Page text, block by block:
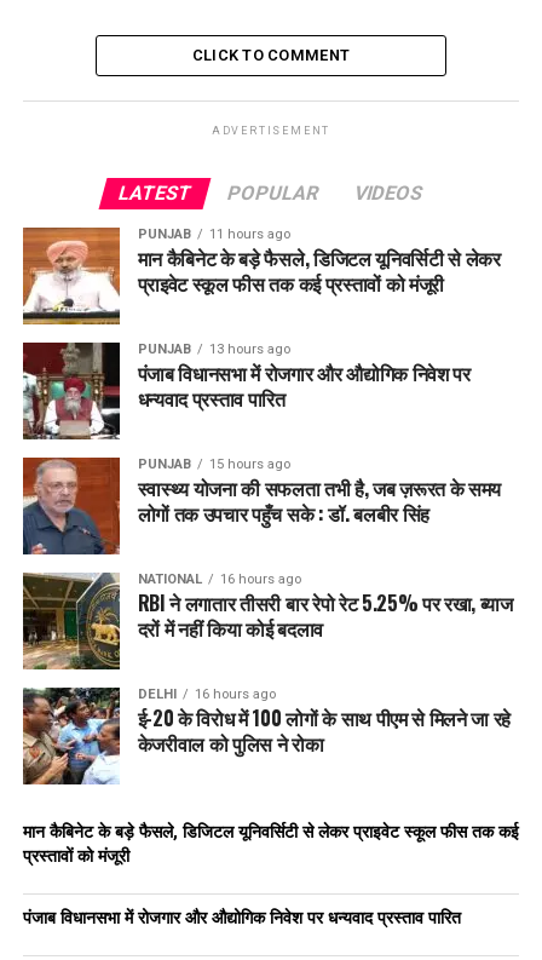
CLICK TO COMMENT
ADVERTISEMENT
LATEST POPULAR VIDEOS
PUNJAB 11 hours ago
मान कैबिनेट के बड़े फैसले, डिजिटल यूनिवर्सिटी से लेकर
प्राइवेट स्कूल फीस तक कई प्रस्तावों को मंजूरी
PUNJAB 13 hours ago
पंजाब विधानसभा में रोजगार और औद्योगिक निवेश पर
धन्यवाद प्रस्ताव पारित
PUNJAB 15 hours ago
स्वास्थ्य योजना की सफलता तभी है, जब ज़रूरत के समय
लोगों तक उपचार पहुँच सके : डॉ. बलबीर सिंह
NATIONAL 16 hours ago
RBI ने लगातार तीसरी बार रेपो रेट 5.25% पर रखा, ब्याज
दरों में नहीं किया कोई बदलाव
DELHI 16 hours ago
ई-20 के विरोध में 100 लोगों के साथ पीएम से मिलने जा रहे
केजरीवाल को पुलिस ने रोका
मान कैबिनेट के बड़े फैसले, डिजिटल यूनिवर्सिटी से लेकर प्राइवेट स्कूल फीस तक कई
प्रस्तावों को मंजूरी
पंजाब विधानसभा में रोजगार और औद्योगिक निवेश पर धन्यवाद प्रस्ताव पारित